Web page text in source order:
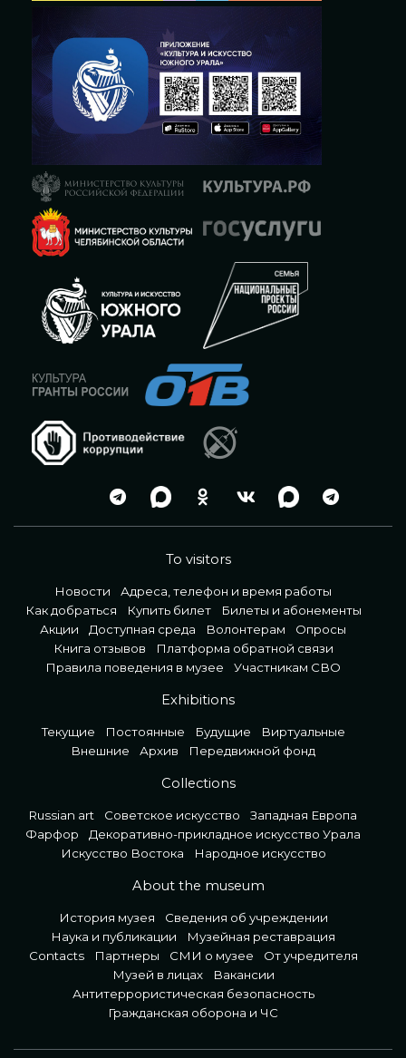
To visitors
Новости
Адреса, телефон и время работы
Как добраться
Купить билет
Билеты и абонементы
Акции
Доступная среда Волонтерам
Опросы
Книга отзывов
Платформа обратной связи
Правила поведения в музее
Участникам СВО
Exhibitions
Текущие Постоянные Будущие
Виртуальные
Внешние
Архив Передвижной фонд
Collections
Russian art Советское искусство
Западная Европа
Фарфор
Декоративно-прикладное искусство Урала
Искусство Востока
Народное искусство
About the museum
История музея
Сведения об учреждении
Наука и публикации
Музейная реставрация
Contacts
Партнеры СМИ о музее
От учредителя
Музей в лицах
Вакансии
Антитеррористическая безопасность
Гражданская оборона и ЧС